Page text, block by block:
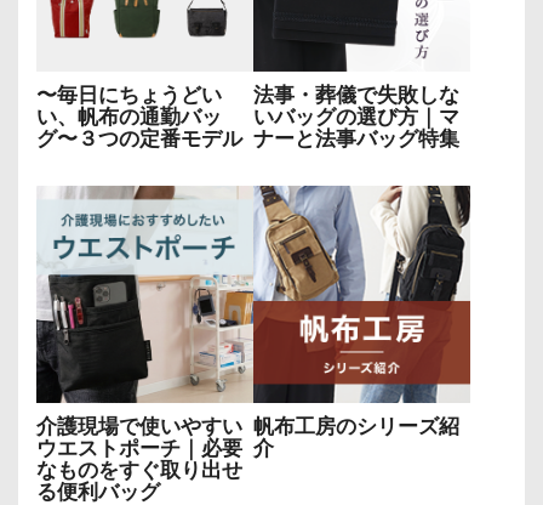
〜毎日にちょうどい
い、帆布の通勤バッ
グ〜３つの定番モデル
法事・葬儀で失敗しな
いバッグの選び方｜マ
ナーと法事バッグ特集
介護現場で使いやすい
ウエストポーチ｜必要
なものをすぐ取り出せ
る便利バッグ
帆布工房のシリーズ紹
介